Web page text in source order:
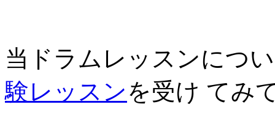
当ドラムレッスンにつ
験レッスンを受け てみ